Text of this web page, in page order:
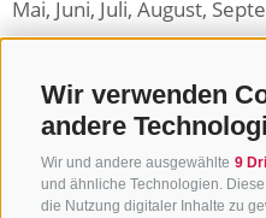
Wir verwenden
andere
Wir und andere ausgewählte 9
und ähnliche Technologien.
die Nutzung digitaler Inhalte zu
Mai, Juni, Juli, August,
Zurück zur Übersicht